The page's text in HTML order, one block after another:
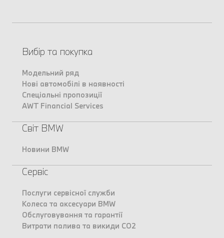
Вибір та покупка
Модельний ряд
Нові автомобілі в наявності
Спеціальні пропозиції
AWT Financial Services
Світ BMW
Новини BMW
Сервіс
Послуги сервісної служби
Колеса та аксесуари BMW
Обслуговування та гарантії
Витрати палива та викиди CO2